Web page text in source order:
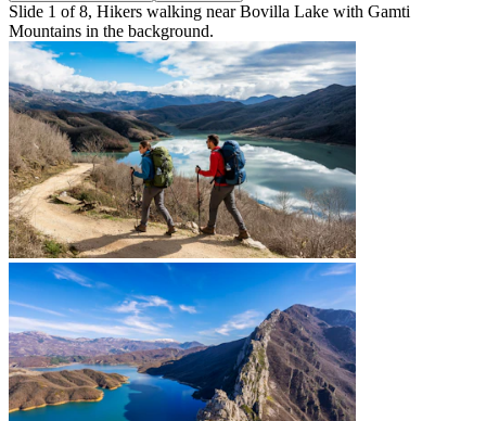
Slide 1 of 8, Hikers walking near Bovilla Lake with Gamti
Mountains in the background.